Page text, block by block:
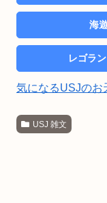
海
レゴラ
気になるUSJのお
USJ 雑文